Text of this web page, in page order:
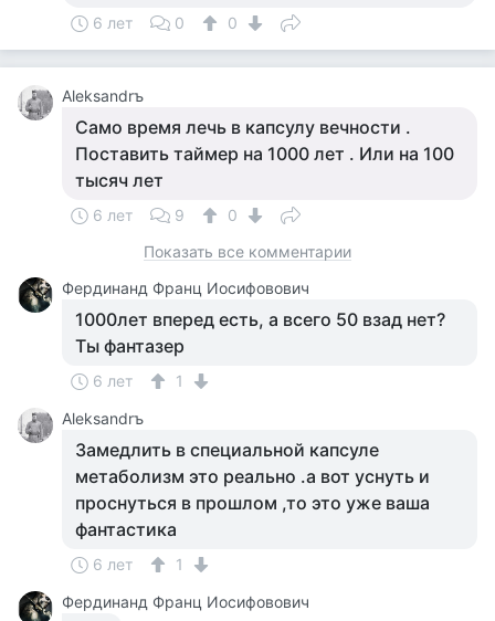
6 лет 0 0
Aleksandrъ
Само время лечь в капсулу вечности .
Поставить таймер на 1000 лет . Или на 100
тысяч лет
6 лет 9
0
Показать все комментарии
Фердинанд Франц Иосифовович
1000лет вперед есть, а всего 50 взад нет?
Ты фантазер
6 лет
1
Aleksandrъ
Замедлить в специальной капсуле
метаболизм это реально .а вот уснуть и
проснуться в прошлом ,то это уже ваша
фантастика
6 лет
1
Фердинанд Франц Иосифовович